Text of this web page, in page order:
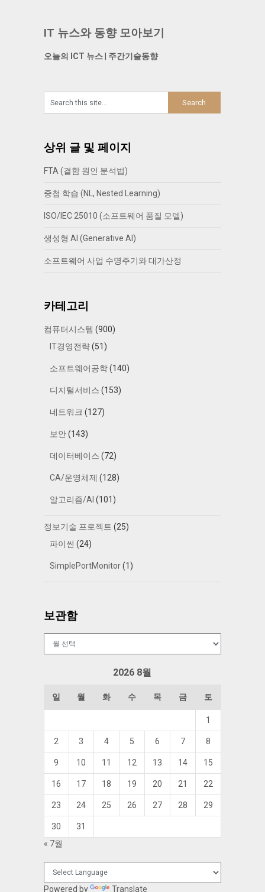
IT 뉴스와 동향 모아보기
오늘의 ICT 뉴스| 주간기술동향
상위 글 및 페이지
FTA (결함 원인 분석법)
중첩 학습 (NL, Nested Learning)
ISO/IEC 25010 (소프트웨어 품질 모델)
생성형 AI (Generative AI)
소프트웨어 사업 수명주기와 대가산정
카테고리
컴퓨터시스템 (900)
IT경영전략(51)
소프트웨어공학(140)
디지털서비스 (153)
네트워크 (127)
보안(143)
데이터베이스 (72)
CA/운영체제 (128)
알고리즘/AI (101)
정보기술 프로젝트 (25)
파이썬 (24)
SimplePortMonitor(1)
보관함
2026 8월
일 월 화 수 목 금 토
1
2 3 4 5 6 7 8
9 10 11 12 13 14 15
16 17 18 19 20 21 22
23 24 25 26 27 28 29
30
31
« 7월
Powered by Translate